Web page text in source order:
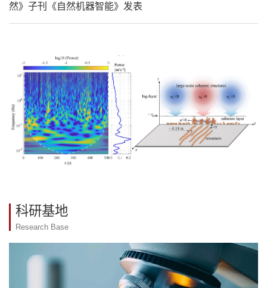
然》子刊《自然机器智能》发表
科研基地
Research Base